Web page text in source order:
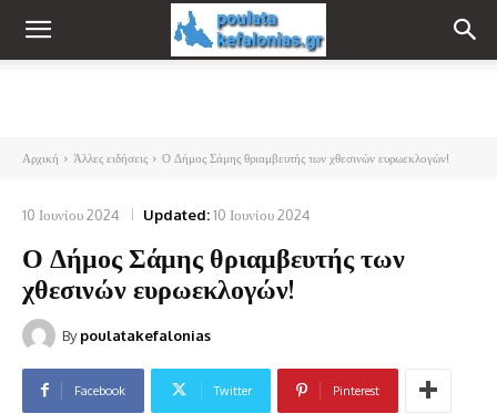
Αρχική Άλλες ειδήσεις Ο Δήμος Σάμης θριαμβευτής των χθεσινών ευρωεκλογών!
10 Ιουνίου 2024 Updated:10 Ιουνίου 2024
Ο Δήμος Σάμης θριαμβευτής των
χθεσινών ευρωεκλογών!
By poulatakefalonias
Facebook Twitter Pinterest